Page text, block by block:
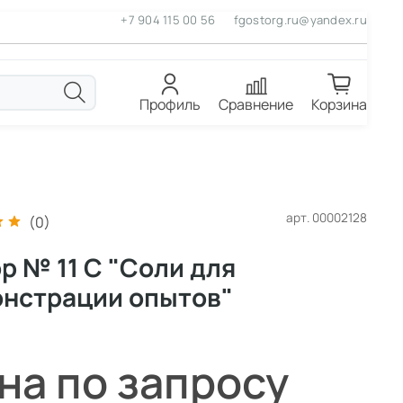
+7 904 115 00 56 fgostorg.ru@yandex.ru
Профиль Сравнение Корзина
(0) арт. 00002128
№ 11 С "Соли для
опытов"
по запросу